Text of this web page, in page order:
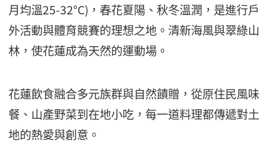
月均溫25-32°C)，春花夏陽、秋冬溫潤，是進行戶
外活動與體育競賽的理想之地。清新海風與翠綠山
林，使花蓮成為天然的運動場。
花蓮飲食融合多元族群與自然饋贈，從原住民風味
餐、山產野菜到在地小吃，每一道料理都傳遞對土
地的熱愛與創意。